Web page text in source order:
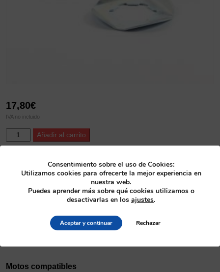
17,80€
IVA no incluido
ProX
Countershaft
YFZ350
Añadir al carrito
26.640032
Categoría
Motos compatibles
Consentimiento sobre el uso de Cookies:
Utilizamos cookies para ofrecerte la mejor experiencia en
nuestra web.
Puedes aprender más sobre qué cookies utilizamos o
desactivarlas en los ajustes.
Aceptar y continuar Rechazar